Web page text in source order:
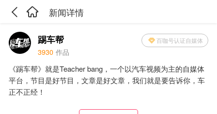
新闻详情
踢车帮 百咖号认证自媒体
3930 作品
《踢车帮》就是Teacher bang，一个以汽车视频为主的自媒体
平台，节目是好节目，文章是好文章，我们就是要告诉你，车
正不正经！